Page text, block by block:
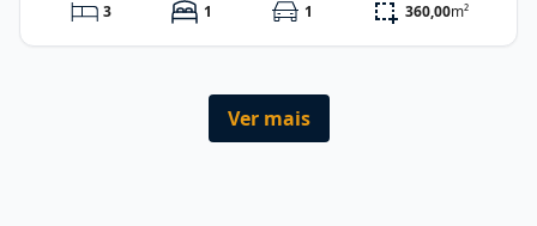
3 1 1 360,00m²
Ver mais